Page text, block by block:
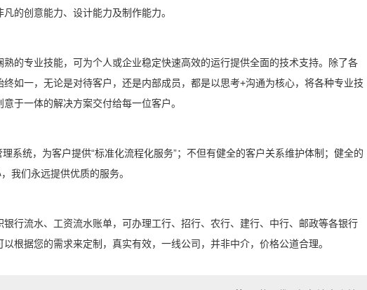
的创意能力、设计能力及制作能力。
的专业技能，可为个人或企业稳定快速高效的运行提供全面的技术支持。除了各
如一，无论是对待客户，还是内部成员，都是以思考+沟通为核心，将各种专业技
于一体的解决方案交付给每一位客户。
系统，为客户提供“标准化流程化服务”；不但有健全的客户关系维护体制；健全的
我们永远提供优质的服务。
行流水、工资流水账单，可办理工行、招行、农行、建行、中行、邮政等各银行
根据您的需求来定制，真实有效，一线公司，并非中介，价格公道合理。